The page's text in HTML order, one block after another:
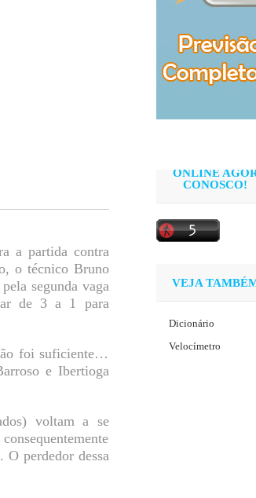
a partida contra
o técnico Bruno
segunda vaga
de 3 a 1 para
foi suficiente…
e Ibertioga
voltam a se
O perdedor dessa
ONLINE
CONOSCO!
VEJA
Dicionário
Velocímetro